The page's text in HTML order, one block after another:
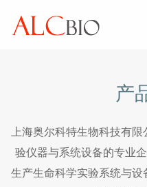
产
上海奥尔科特生物科技有
验仪器与系统设备的专业
生产生命科学实验系统与